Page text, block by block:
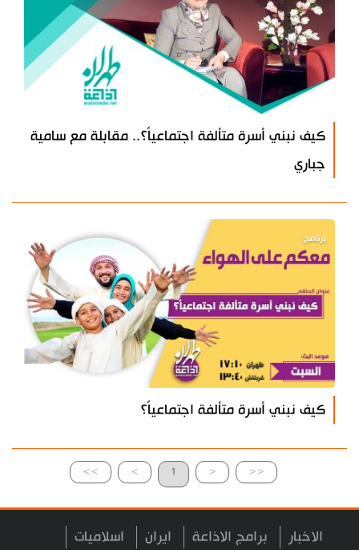
كيف نبني أسرة متألفة اجتماعياً؟.. مقابلة مع سامية
جباري
كيف نبني أسرة متألفة اجتماعياً؟
>> > 1 < <<
الاخبار برامج الاذاعة ايران اسلاميات